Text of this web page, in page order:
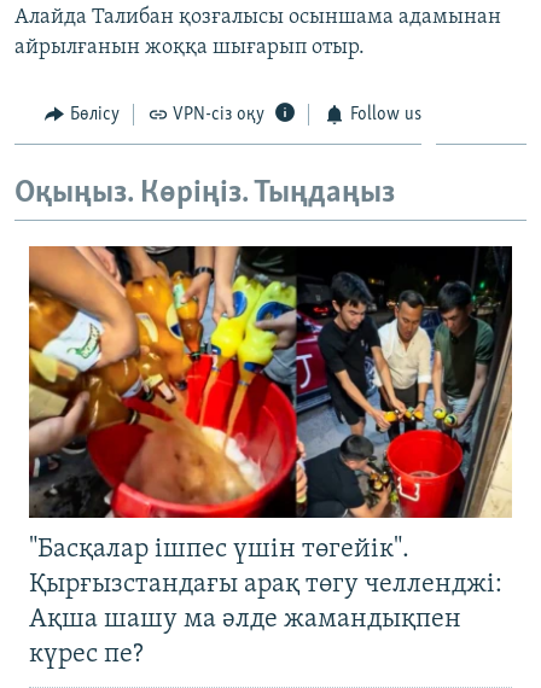
Алайда Талибан қозғалысы осыншама адамынан
айрылғанын жоққа шығарып отыр.
Бөлісу VPN-сіз оқу Follow us
Оқыңыз. Көріңіз. Тыңдаңыз
"Басқалар ішпес үшін төгейік".
Қырғызстандағы арақ төгу челленджі:
Ақша шашу ма әлде жамандықпен
күрес пе?